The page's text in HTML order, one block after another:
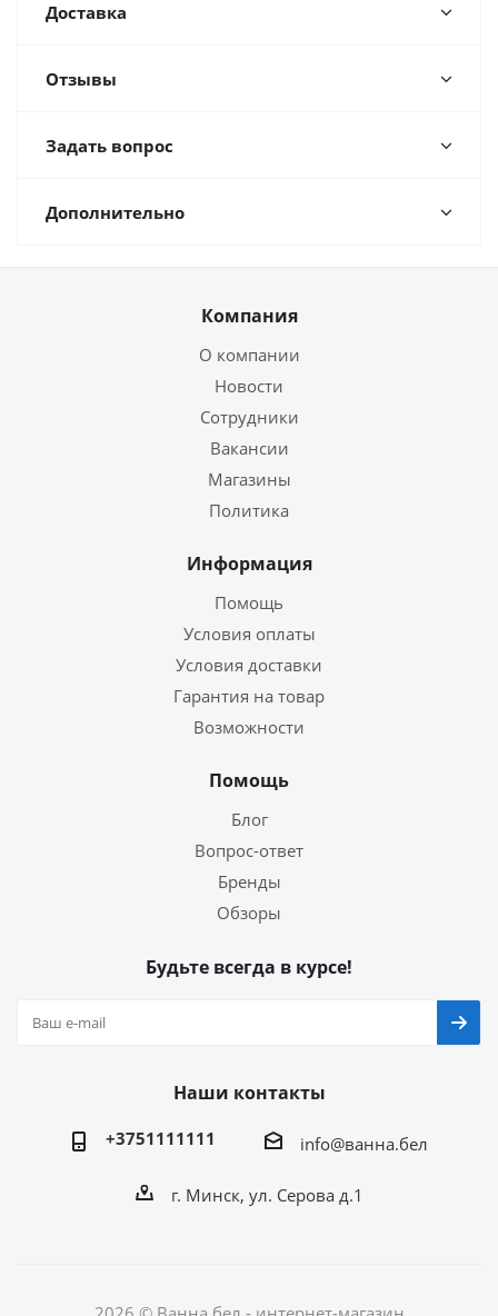
Доставка
Отзывы
Задать вопрос
Дополнительно
Компания
О компании
Новости
Сотрудники
Вакансии
Магазины
Политика
Информация
Помощь
Условия оплаты
Условия доставки
Гарантия на товар
Возможности
Помощь
Блог
Вопрос-ответ
Бренды
Обзоры
Будьте всегда в курсе!
Наши контакты
+3751111111 info@ванна.бел
г. Минск, ул. Серова д.1